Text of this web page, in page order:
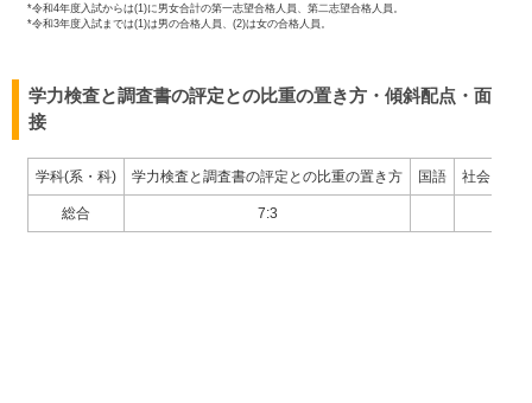
*令和4年度入試からは(1)に男女合計の第一志望合格人員、第二志望合格人員。
*令和3年度入試までは(1)は男の合格人員、(2)は女の合格人員。
学力検査と調査書の評定との比重の置き方・傾斜配点・面
接
学科(系・科) 学力検査と調査書の評定との比重の置き方 国語 社会
総合 7:3